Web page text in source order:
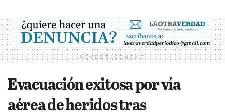
ADVERTISEMENT
Evacuación exitosa por vía
aérea de heridos tras